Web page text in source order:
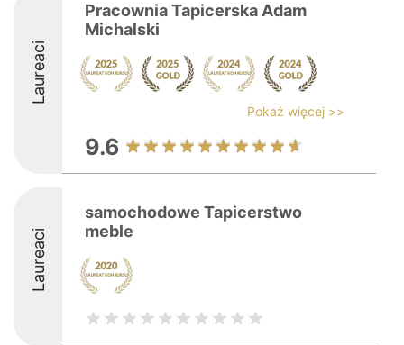
Laureaci
Pracownia Tapicerska Adam
Michalski
Pokaż więcej >>
9.6
Laureaci
samochodowe Tapicerstwo
meble